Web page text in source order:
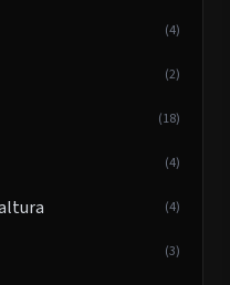
(4)
(2)
(18)
(4)
(4)
(3)